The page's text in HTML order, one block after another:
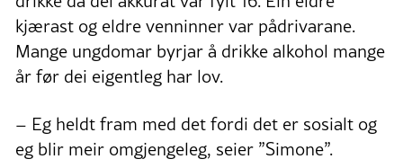
kjærast og eldre venninner var pådrivarane.
Mange ungdomar byrjar å drikke alkohol mange
år før dei eigentleg har lov.
– Eg heldt fram med det fordi det er sosialt og
eg blir meir omgjengeleg, seier ”Simone”.